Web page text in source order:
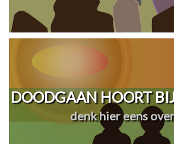
DOODGAAN HOORT
denk hier eens over